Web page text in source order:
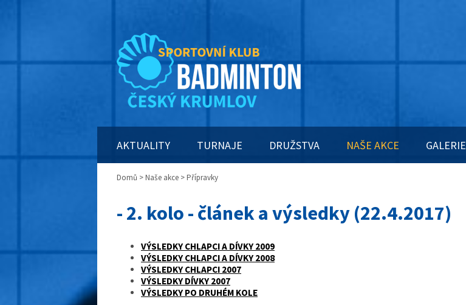
AKTUALITY TURNAJE DRUŽSTVA NAŠE AKCE GALERIE
Domů > Naše akce > Přípravky
- 2. kolo - článek a výsledky (22.4.2017)
VÝSLEDKY CHLAPCI A DÍVKY 2009
VÝSLEDKY CHLAPCI A DÍVKY 2008
VÝSLEDKY CHLAPCI 2007
VÝSLEDKY DÍVKY 2007
VÝSLEDKY PO DRUHÉM KOLE